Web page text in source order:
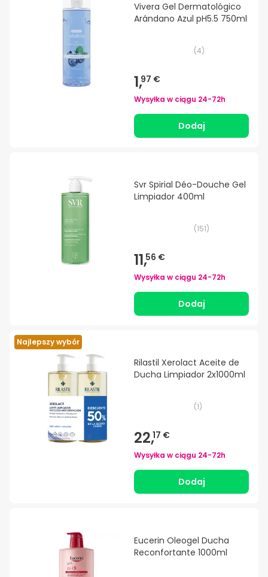
Vivera Gel Dermatológico
Arándano Azul pH5.5 750ml
(4)
1,97 €
Wysyłka w ciągu 24-72h
Dodaj
Svr Spirial Déo-Douche Gel
Limpiador 400ml
(151)
11,56 €
Wysyłka w ciągu 24-72h
Dodaj
Najlepszy wybór
Rilastil Xerolact Aceite de
Ducha Limpiador 2x1000ml
(1)
22,17 €
Wysyłka w ciągu 24-72h
Dodaj
Eucerin Oleogel Ducha
Reconfortante 1000ml